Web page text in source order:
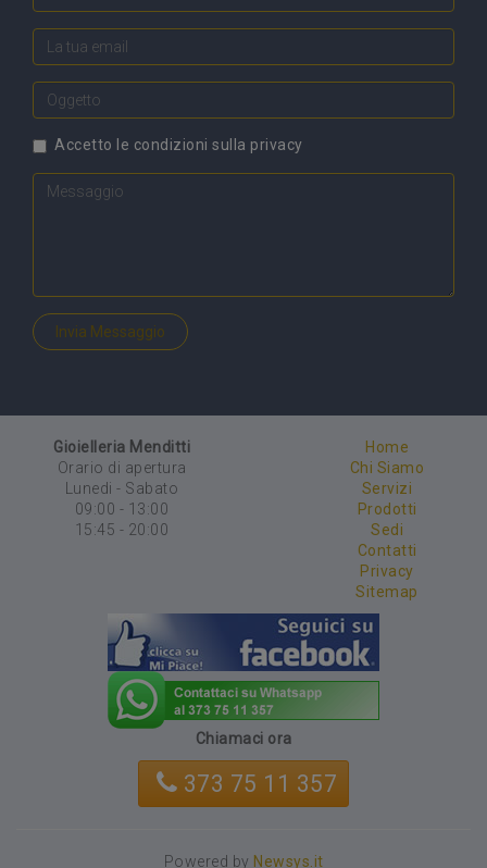
Accetto le condizioni sulla privacy
Invia Messaggio
Gioielleria Menditti
Orario di apertura
Lunedi - Sabato
09:00 - 13:00
15:45 - 20:00
Home
Chi Siamo
Servizi
Prodotti
Sedi
Contatti
Privacy
Sitemap
Chiamaci ora
373 75 11 357
Powered by Newsys.it